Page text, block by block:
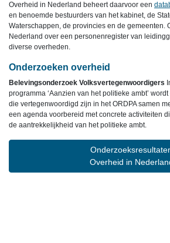
Overheid in Nederland beheert daarvoor een
en benoemde bestuurders van het kabinet, de
Waterschappen, de provincies en de gemeenten.
Nederland over een personenregister van
diverse overheden.
Onderzoeken overheid
Belevingsonderzoek Volksvertegenwoordigers
programma ‘Aanzien van het politieke ambt’
die vertegenwoordigd zijn in het ORDPA samen
een agenda voorbereid met concrete activiteiten
de aantrekkelijkheid van het politieke ambt.
Overheid in